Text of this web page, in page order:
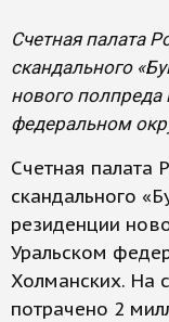
Счетная палата
скандального
нового полпреда
федеральном
Счетная палата
скандального
резиденции
Уральском
Холманских. На
потрачено 2